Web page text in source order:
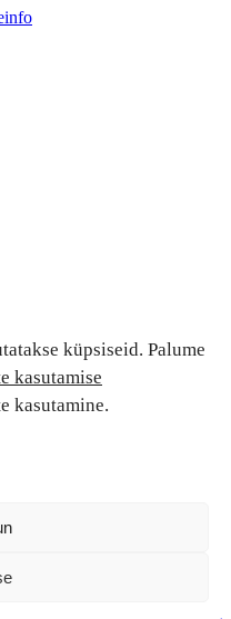
küpsiseid. Palume
kasutamise
kasutamine.